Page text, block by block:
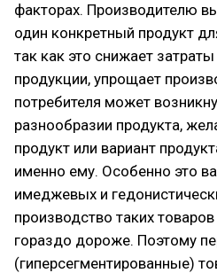
факторах. Производителю
один конкретный продукт
так как это снижает
продукции, упрощает
потребителя может
разнообразии продукта,
продукт или вариант
именно ему. Особенно это
имеджевых и
производство таких
гораздо дороже. Поэтому
(гиперсегментированные)